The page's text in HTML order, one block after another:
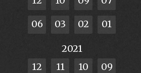
06 03 02 01
2021
12
11 10 09